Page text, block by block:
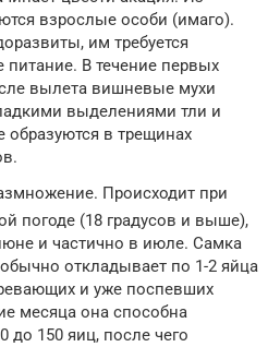
взрослые особи (имаго).
им требуется
питание. В течение первых
вылета вишневые мухи
выделениями тли и
образуются в трещинах
Происходит при
погоде (18 градусов и выше),
и частично в июле. Самка
откладывает по 1-2 яйца
и уже поспевших
месяца она способна
до 150 яиц, после чего